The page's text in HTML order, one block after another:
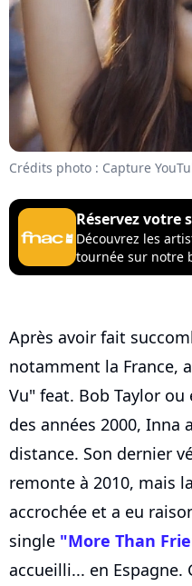
Crédits photo : Capture
Réservez votre
Découvrez les
tournée sur notre
Après avoir fait
notamment la France,
Vu" feat. Bob Taylor
des années 2000, Inna
distance. Son dernier
remonte à 2010, mais
accrochée et a eu
single "More Than
accueilli... en Espagne.